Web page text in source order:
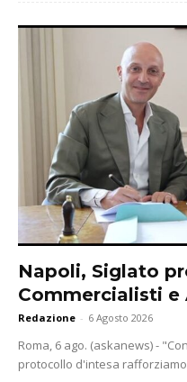
Napoli, Siglato
Commercialisti
Redazione - 6 Agosto 2026
Roma, 6 ago. (askanews) -
protocollo d'intesa